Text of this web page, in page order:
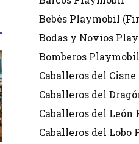
Bebés Playmobil
Bodas y Novios
Bomberos Playmobil
Caballeros del
Caballeros del
Caballeros del León
Caballeros del Lobo